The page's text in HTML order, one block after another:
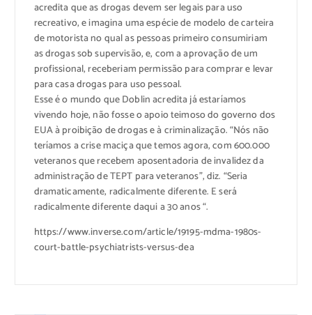
acredita que as drogas devem ser legais para uso
recreativo, e imagina uma espécie de modelo de carteira
de motorista no qual as pessoas primeiro consumiriam
as drogas sob supervisão, e, com a aprovação de um
profissional, receberiam permissão para comprar e levar
para casa drogas para uso pessoal.
Esse é o mundo que Doblin acredita já estaríamos
vivendo hoje, não fosse o apoio teimoso do governo dos
EUA à proibição de drogas e à criminalização. “Nós não
teríamos a crise maciça que temos agora, com 600.000
veteranos que recebem aposentadoria de invalidez da
administração de TEPT para veteranos”, diz. “Seria
dramaticamente, radicalmente diferente. E será
radicalmente diferente daqui a 30 anos “.
https://www.inverse.com/article/19195-mdma-1980s-
court-battle-psychiatrists-versus-dea